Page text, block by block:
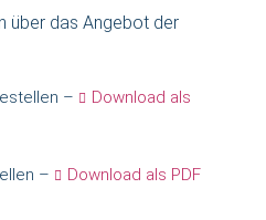
über das Angebot der
–
Download als
– Download als PDF